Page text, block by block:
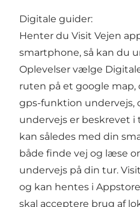
Digitale guider:
Henter du Visit Vejen
smartphone, så kan du
Oplevelser vælge
ruten på et google
gps-funktion undervejs,
undervejs er beskrevet i
kan således med din
både finde vej og læse
undervejs på din tur.
og kan hentes i
skal acceptere brug af